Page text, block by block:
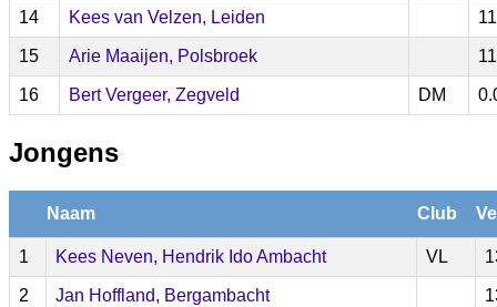
14 Kees van Velzen, Leiden
15 Arie Maaijen, Polsbroek
16 Bert Vergeer, Zegveld DM
Jongens
Naam Club
1 Kees Neven, Hendrik Ido Ambacht VL
2 Jan Hoffland, Bergambacht